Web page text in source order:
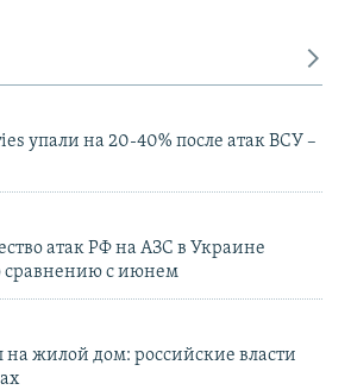
упали на 20-40% после атак ВСУ –
атак РФ на АЗС в Украине
сравнению с июнем
на жилой дом: российские власти